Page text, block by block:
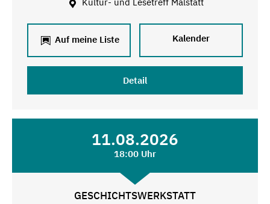
Kultur- und Lesetreff Malstatt
Auf meine Liste Kalender
Detail
11.08.2026
18:00 Uhr
GESCHICHTSWERKSTATT